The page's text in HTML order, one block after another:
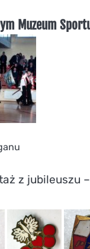
Muzeum
z jubileuszu